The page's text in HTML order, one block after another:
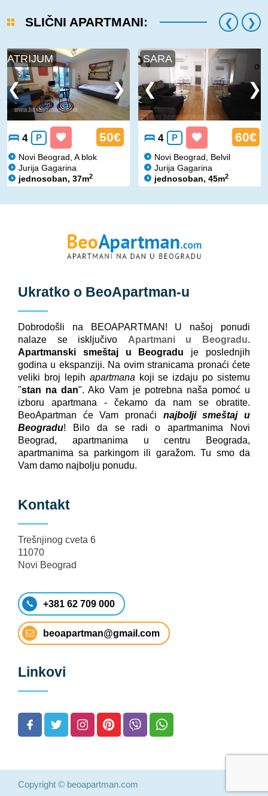
SLIČNI APARTMANI:
ATRIJUM
4 P 50€
Novi Beograd, A blok
Jurija Gagarina
jednosoban, 37m2
SARA
4 P 60€
Novi Beograd, Belvil
Jurija Gagarina
jednosoban, 45m2
Ukratko o BeoApartman-u
Dobrodošli na BEOAPARTMAN! U našoj ponudi
nalaze se isključivo Apartmani u Beogradu.
Apartmanski smeštaj u Beogradu je poslednjih
godina u ekspanziji. Na ovim stranicama pronaći ćete
veliki broj lepih apartmana koji se izdaju po sistemu
"stan na dan". Ako Vam je potrebna naša pomoć u
izboru apartmana - čekamo da nam se obratite.
BeoApartman će Vam pronaći najbolji smeštaj u
Beogradu! Bilo da se radi o apartmanima Novi
Beograd, apartmanima u centru Beograda,
apartmanima sa parkingom ili garažom. Tu smo da
Vam damo najbolju ponudu.
Kontakt
Trešnjinog cveta 6
11070
Novi Beograd
+381 62 709 000
beoapartman@gmail.com
Linkovi
Copyright © beoapartman.com